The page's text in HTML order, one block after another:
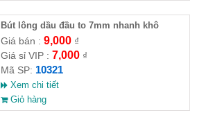
Bút lông dầu đầu to 7mm nhanh khô
Giá bán : 9,000₫
Giá sỉ VIP : 7,000₫
Mã SP: 10321
Xem chi tiết
Giỏ hàng